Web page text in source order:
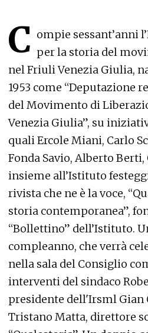
C ompie sessant’anni
per la storia del
nel Friuli Venezia Giulia,
1953 come “Deputazione
del Movimento di
Venezia Giulia”, su
quali Ercole Miani, Carlo
Fonda Savio, Alberto
insieme all’Istituto
rivista che ne è la voce,
storia contemporanea”,
“Bollettino” dell’Istituto.
compleanno, che verrà
nella sala del Consiglio
interventi del sindaco
presidente dell'Irsml Gian
Tristano Matta, direttore